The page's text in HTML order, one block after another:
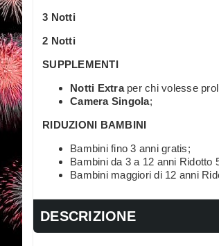
3 Notti
2 Notti
SUPPLEMENTI
Notti Extraper chi volesse
Camera Singola;
RIDUZIONI BAMBINI
Bambini fino 3 anni gratis;
Bambini da 3 a 12 anni Ridotto
Bambini maggiori di 12 anni
DESCRIZIONE